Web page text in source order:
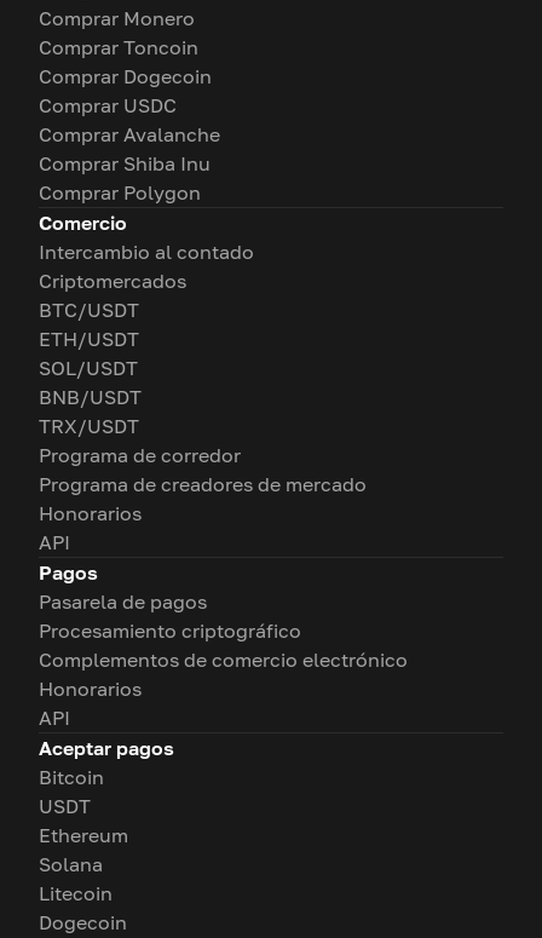
Comprar Monero
Comprar Toncoin
Comprar Dogecoin
Comprar USDC
Comprar Avalanche
Comprar Shiba Inu
Comprar Polygon
Comercio
Intercambio al contado
Criptomercados
BTC/USDT
ETH/USDT
SOL/USDT
BNB/USDT
TRX/USDT
Programa de corredor
Programa de creadores de mercado
Honorarios
API
Pagos
Pasarela de pagos
Procesamiento criptográfico
Complementos de comercio electrónico
Honorarios
API
Aceptar pagos
Bitcoin
USDT
Ethereum
Solana
Litecoin
Dogecoin